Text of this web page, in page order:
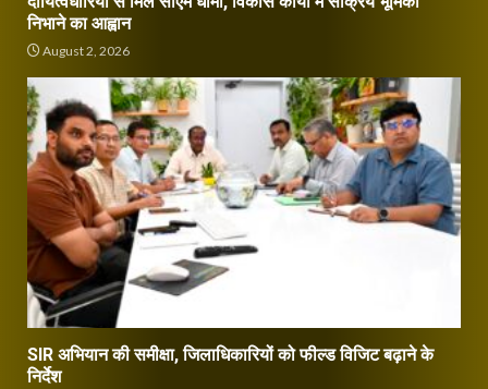
निभाने का आह्वान
August 2, 2026
SIR अभियान की समीक्षा, जिलाधिकारियों को फील्ड विजिट बढ़ाने के
निर्देश